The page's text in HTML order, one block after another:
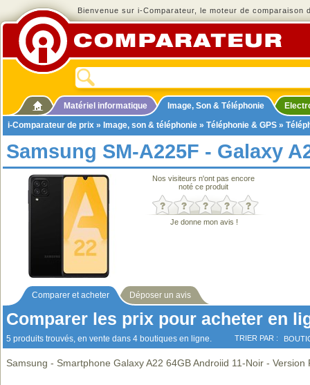
Bienvenue sur i-Comparateur, le moteur de comparaison
Matériel informatique Image, Son & Téléphonie
i-Comparateur de prix » Image, son & téléphonie » Téléphonie & GPS »
Samsung SM-A225F - Galaxy
Nos visiteurs n'ont pas encore
noté ce produit
Je donne mon avis !
Comparer et acheter Déposer un avis
Comparer les prix pour acheter en
5 produits trouvés, en vente dans 4 boutiques en ligne. TRIER PAR :
Samsung - Smartphone Galaxy A22 64GB Androiid 11-Noir - Version